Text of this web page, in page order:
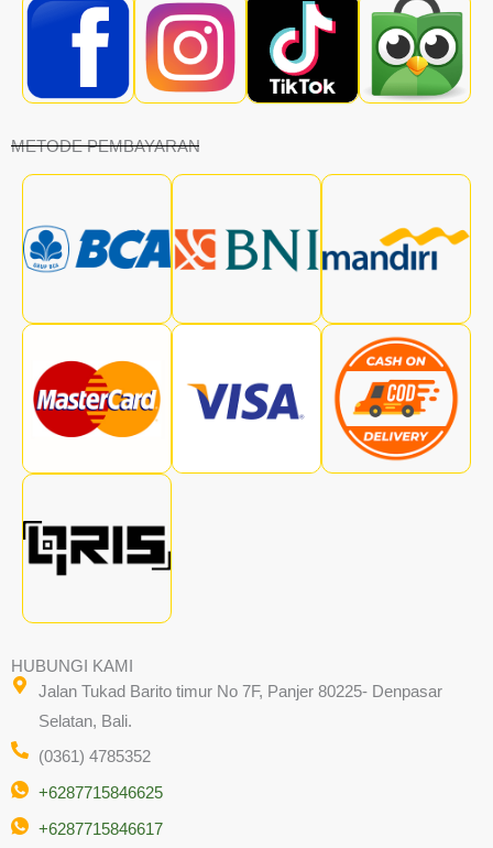
METODE PEMBAYARAN
HUBUNGI KAMI
Jalan Tukad Barito timur No 7F, Panjer 80225- Denpasar
Selatan, Bali.
(0361) 4785352
+6287715846625
+6287715846617